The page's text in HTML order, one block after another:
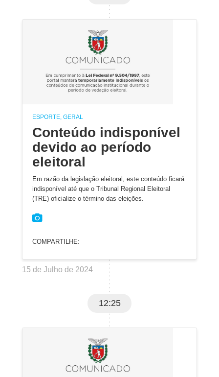
ESPORTE, GERAL
Conteúdo indisponível
devido ao período
eleitoral
Em razão da legislação eleitoral, este conteúdo ficará
indisponível até que o Tribunal Regional Eleitoral
(TRE) oficialize o término das eleições.
COMPARTILHE:
15 de Julho de 2024
12:25